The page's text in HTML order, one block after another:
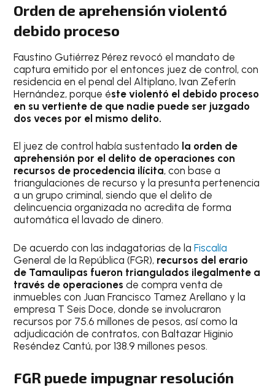
Orden de aprehensión violentó
debido proceso
Faustino Gutiérrez Pérez revocó el mandato de
captura emitido por el entonces juez de control, con
residencia en el penal del Altiplano, Ivan Zeferín
Hernández, porque éste violentó el debido proceso
en su vertiente de que nadie puede ser juzgado
dos veces por el mismo delito.
El juez de control había sustentado la orden de
aprehensión por el delito de operaciones con
recursos de procedencia ilícita, con base a
triangulaciones de recurso y la presunta pertenencia
a un grupo criminal, siendo que el delito de
delincuencia organizada no acredita de forma
automática el lavado de dinero.
De acuerdo con las indagatorias de laFiscalía
General de la República (FGR), recursos del erario
de Tamaulipas fueron triangulados ilegalmente a
través de operaciones de compra venta de
inmuebles con Juan Francisco Tamez Arellano y la
empresa T Seis Doce, donde se involucraron
recursos por 75.6 millones de pesos, así como la
adjudicación de contratos, con Baltazar Higinio
Reséndez Cantú, por 138.9 millones pesos.
FGR puede impugnar resolución